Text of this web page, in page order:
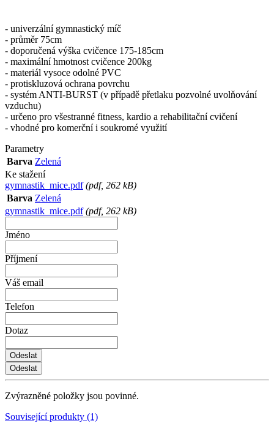
- univerzální gymnastický míč
- průměr 75cm
- doporučená výška cvičence 175-185cm
- maximální hmotnost cvičence 200kg
- materiál vysoce odolné PVC
- protiskluzová ochrana povrchu
- systém ANTI-BURST (v případě přetlaku pozvolné uvolňování
vzduchu)
- určeno pro všestranné fitness, kardio a rehabilitační cvičení
- vhodné pro komerční i soukromé využití
Parametry
Barva Zelená
Ke stažení
gymnastik_mice.pdf (pdf, 262 kB)
Barva Zelená
gymnastik_mice.pdf (pdf, 262 kB)
Jméno
Příjmení
Váš email
Telefon
Dotaz
Zvýrazněné položky jsou povinné.
Související produkty (1)